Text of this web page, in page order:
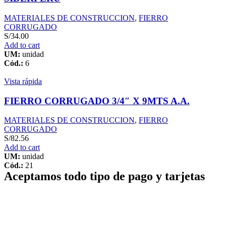
MATERIALES DE CONSTRUCCION, FIERRO
CORRUGADO
S/34.00
Add to cart
UM: unidad
Cód.: 6
Vista rápida
FIERRO CORRUGADO 3/4″ X 9MTS A.A.
MATERIALES DE CONSTRUCCION, FIERRO
CORRUGADO
S/82.56
Add to cart
UM: unidad
Cód.: 21
Aceptamos todo tipo de pago y tarjetas